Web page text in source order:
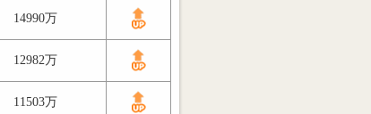
14990万
12982万
11503万